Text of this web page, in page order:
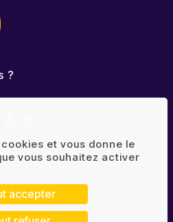
?
et vous donne le
vous souhaitez activer
accepter